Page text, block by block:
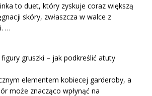
to duet, który zyskuje coraz większą
skóry, zwłaszcza w walce z
…
figury gruszki – jak podkreślić atuty
elementem kobiecej garderoby, a
może znacząco wpłynąć na